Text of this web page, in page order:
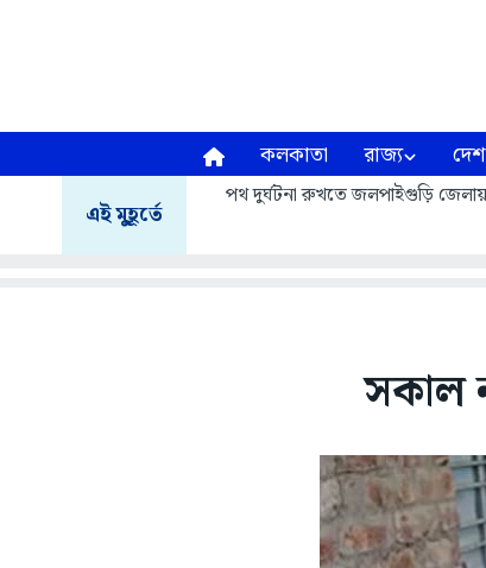
কলকাতা রাজ্য দেশ
এই মুহূর্তে
পথ দুর্ঘটনা রুখতে জলপাইগুড়ি জেলায়
সকাল